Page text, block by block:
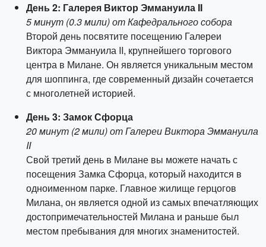
День 2: Галерея Виктор Эммануила II
5 минут (0.3 мили) от Кафедрального собора
Второй день посвятите посещению Галереи
Виктора Эммануила II, крупнейшего торгового
центра в Милане. Он является уникальным местом
для шоппинга, где современный дизайн сочетается
с многолетней историей.
День 3: Замок Сфорца
20 минут (2 мили) от Галереи Виктора Эммануила
II
Свой третий день в Милане вы можете начать с
посещения Замка Сфорца, который находится в
одноименном парке. Главное жилище герцогов
Милана, он является одной из самых впечатляющих
достопримечательностей Милана и раньше был
местом пребывания для многих знаменитостей.